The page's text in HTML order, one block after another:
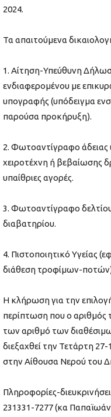
2024.
Τα απαιτούμενα
1. Αίτηση-Υπεύθυνη
ενδιαφερομένου με
υπογραφής (υπόδειγμα
παρούσα προκήρυξη).
2. Φωτοαντίγραφο άδειας
χειροτέχνη ή βεβαίωσης
υπαίθριες αγορές.
3. Φωτοαντίγραφο
διαβατηρίου.
4. Πιστοποιητικό Υγείας
διάθεση τροφίμων-
Η κλήρωση για την
περίπτωση που ο αριθμός
των αριθμό των
διεξαχθεί την Τετάρτη
στην Αίθουσα Νερού του
Πληροφορίες-
231331-7277 (κα